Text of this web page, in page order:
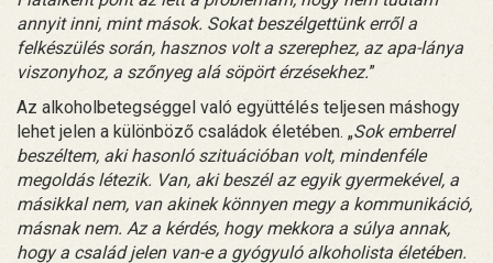
annyit inni, mint mások. Sokat beszélgettünk erről a
felkészülés során, hasznos volt a szerephez, az apa-lánya
viszonyhoz, a szőnyeg alá söpört érzésekhez.”
Az alkoholbetegséggel való együttélés teljesen máshogy
lehet jelen a különböző családok életében. „Sok emberrel
beszéltem, aki hasonló szituációban volt, mindenféle
megoldás létezik. Van, aki beszél az egyik gyermekével, a
másikkal nem, van akinek könnyen megy a kommunikáció,
másnak nem. Az a kérdés, hogy mekkora a súlya annak,
hogy a család jelen van-e a gyógyuló alkoholista életében.